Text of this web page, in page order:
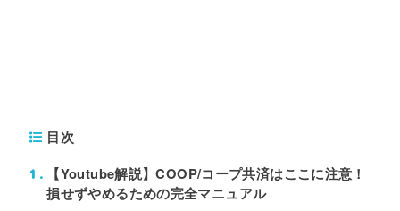
目次
1
【Youtube解説】COOP/コープ共済はここに注意！
損せずやめるための完全マニュアル